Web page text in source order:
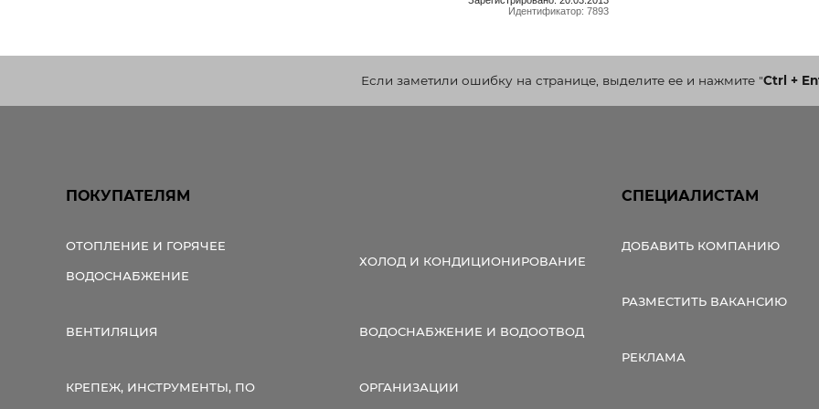
Идентификатор: 7893
Если заметили ошибку на странице, выделите ее и нажмите"Ctrl +
ПОКУПАТЕЛЯМ
ОТОПЛЕНИЕ И ГОРЯЧЕЕ
ВОДОСНАБЖЕНИЕ
ХОЛОД И КОНДИЦИОНИРОВАНИЕ
ВЕНТИЛЯЦИЯ ВОДОСНАБЖЕНИЕ И ВОДООТВОД
КРЕПЕЖ, ИНСТРУМЕНТЫ, ПО ОРГАНИЗАЦИИ
СПЕЦИАЛИСТАМ
ДОБАВИТЬ КОМПАНИЮ
РАЗМЕСТИТЬ ВАКАНСИЮ
РЕКЛАМА